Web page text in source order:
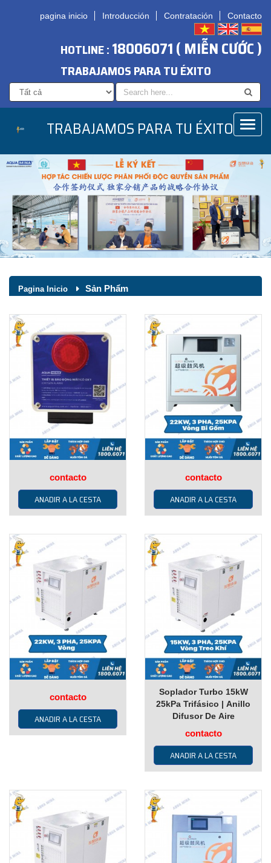
pagina inicio Introducción Contratación Contacto
HOTLINE :18006071 ( MIỄN CƯỚC )
TRABAJAMOS PARA TU ÉXITO
TRABAJAMOS PARA TU ÉXITO
Pagina Inicio Sản Phẩm
contacto
ANADIR A LA CESTA
contacto
ANADIR A LA CESTA
contacto
ANADIR A LA CESTA
Soplador Turbo 15kW
25kPa Trifásico | Anillo
Difusor De Aire
contacto
ANADIR A LA CESTA